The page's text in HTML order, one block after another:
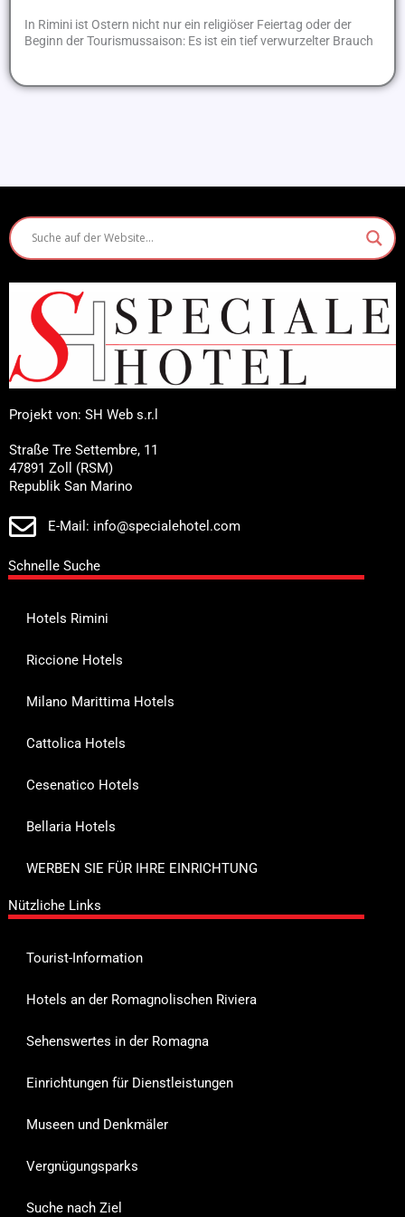
In Rimini ist Ostern nicht nur ein religiöser Feiertag oder der
Beginn der Tourismussaison: Es ist ein tief verwurzelter Brauch
Projekt von: SH Web s.r.l
Straße Tre Settembre, 11
47891 Zoll (RSM)
Republik San Marino
E-Mail: info@specialehotel.com
Schnelle Suche
Hotels Rimini
Riccione Hotels
Milano Marittima Hotels
Cattolica Hotels
Cesenatico Hotels
Bellaria Hotels
WERBEN SIE FÜR IHRE EINRICHTUNG
Nützliche Links
Tourist-Information
Hotels an der Romagnolischen Riviera
Sehenswertes in der Romagna
Einrichtungen für Dienstleistungen
Museen und Denkmäler
Vergnügungsparks
Suche nach Ziel